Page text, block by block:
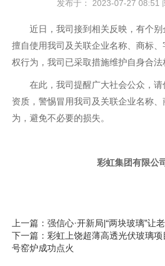
发布于： 2023-07-27 08:51
近日，我司接到相关反映，有个别
擅自使用我司及关联企业名称、商标
权行为，我司已采取措施维护自身合法
在此，我司提醒广大社会公众，
资质，警惕冒用我司及关联企业名称
为，避免不必要的损失。
彩虹集团有限公
上一篇：强信心·开新局|“两块玻璃”让
下一篇：彩虹上饶超薄高透光伏玻璃
号窑炉成功点火